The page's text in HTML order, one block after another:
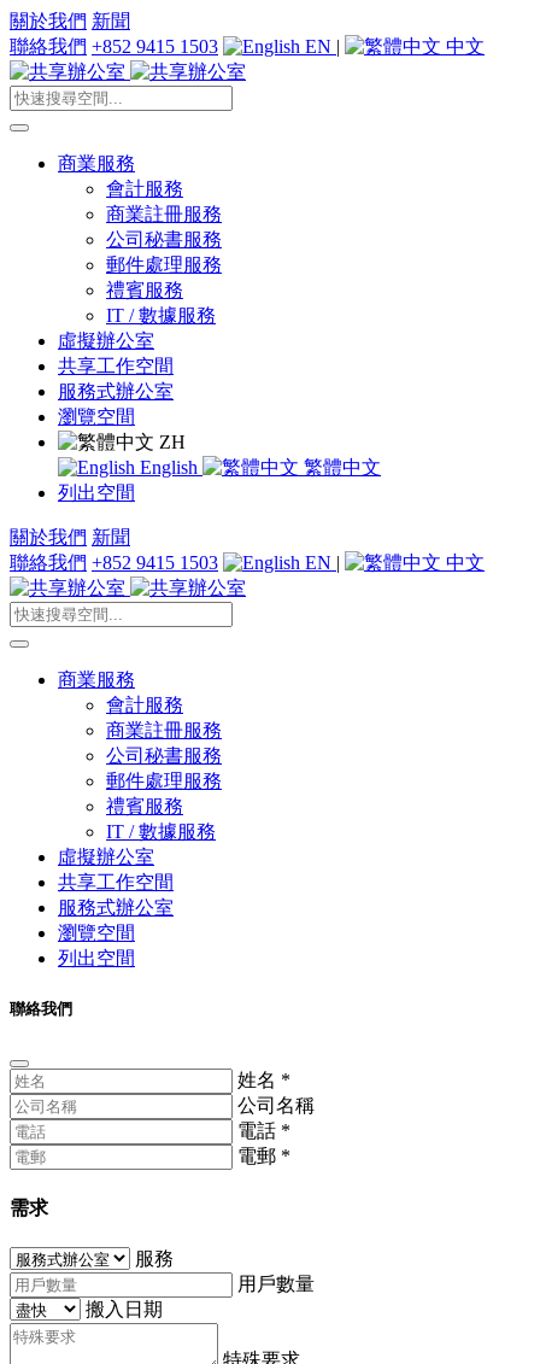
關於我們 新聞
聯絡我們 +852 9415 1503 EN | 中文
商業服務
會計服務
商業註冊服務
公司秘書服務
郵件處理服務
禮賓服務
IT / 數據服務
虛擬辦公室
共享工作空間
服務式辦公室
瀏覽空間
ZH
English
繁體中文
列出空間
關於我們 新聞
聯絡我們 +852 9415 1503 EN | 中文
商業服務
會計服務
商業註冊服務
公司秘書服務
郵件處理服務
禮賓服務
IT / 數據服務
虛擬辦公室
共享工作空間
服務式辦公室
瀏覽空間
列出空間
聯絡我們
姓名 *
公司名稱
電話 *
電郵 *
需求
服務
用戶數量
搬入日期
特殊要求